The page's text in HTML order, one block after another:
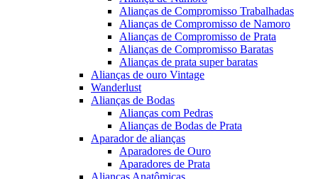
Alianças de Compromisso Trabalhadas
Alianças de Compromisso de Namoro
Alianças de Compromisso de Prata
Alianças de Compromisso Baratas
Alianças de prata super baratas
Alianças de ouro Vintage
Wanderlust
Alianças de Bodas
Alianças com Pedras
Alianças de Bodas de Prata
Aparador de alianças
Aparadores de Ouro
Aparadores de Prata
Alianças Anatômicas